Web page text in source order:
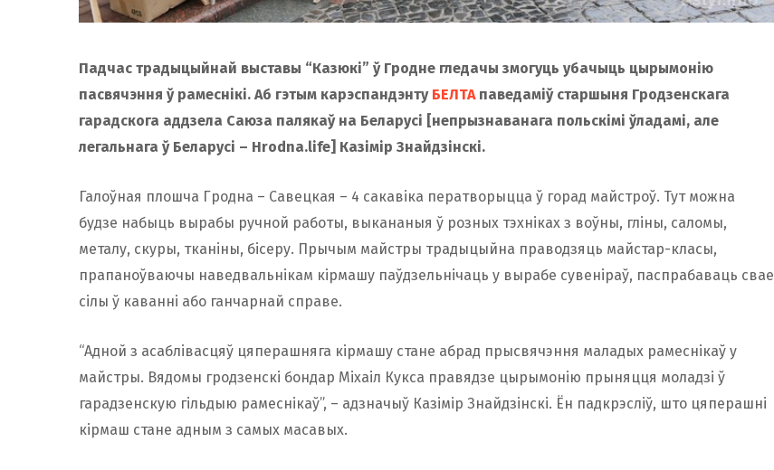
Падчас традыцыйнай выставы “Казюкі” ў Гродне гледачы змогуць убачыць цырымонію
пасвячэння ў рамеснікі. Аб гэтым карэспандэнту БЕЛТАпаведаміў старшыня Гродзенскага
гарадскога аддзела Саюза палякаў на Беларусі [непрызнаванага польскімі ўладамі, але
легальнага ў Беларусі – Hrodna.life] Казімір Знайдзінскі.
Галоўная плошча Гродна – Савецкая – 4 сакавіка ператворыцца ў горад майстроў. Тут можна
будзе набыць вырабы ручной работы, выкананыя ў розных тэхніках з воўны, гліны, саломы,
металу, скуры, тканіны, бісеру. Прычым майстры традыцыйна праводзяць майстар-класы,
прапаноўваючы наведвальнікам кірмашу паўдзельнічаць у вырабе сувеніраў, паспрабаваць свае
сілы ў каванні або ганчарнай справе.
“Адной з асаблівасцяў цяперашняга кірмашу стане абрад прысвячэння маладых рамеснікаў у
майстры. Вядомы гродзенскі бондар Міхаіл Кукса правядзе цырымонію прыняцця моладзі ў
гарадзенскую гільдыю рамеснікаў”, – адзначыў Казімір Знайдзінскі. Ён падкрэсліў, што цяперашні
кірмаш стане адным з самых масавых.